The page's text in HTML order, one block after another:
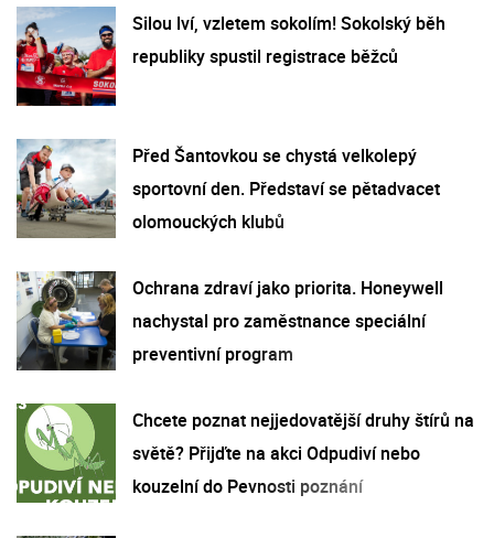
Silou lví, vzletem sokolím! Sokolský běh
republiky spustil registrace běžců
Před Šantovkou se chystá velkolepý
sportovní den. Představí se pětadvacet
olomouckých klubů
Ochrana zdraví jako priorita. Honeywell
nachystal pro zaměstnance speciální
preventivní program
Chcete poznat nejjedovatější druhy štírů na
světě? Přijďte na akci Odpudiví nebo
kouzelní do Pevnosti poznání